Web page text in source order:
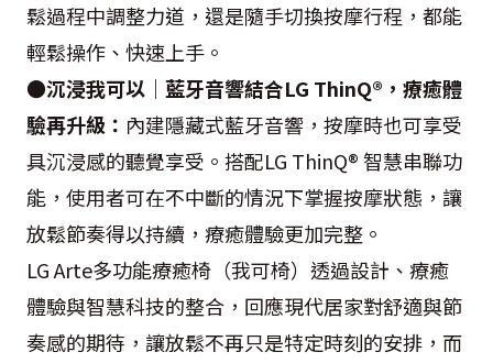
鬆過程中調整力道，還是隨手切換按摩行程，都能
輕鬆操作、快速上手。
●沉浸我可以｜藍牙音響結合LG ThinQ®，療癒體
驗再升級： 內建隱藏式藍牙音響，按摩時也可享受
具沉浸感的聽覺享受。搭配LG ThinQ® 智慧串聯功
能，使用者可在不中斷的情況下掌握按摩狀態，讓
放鬆節奏得以持續，療癒體驗更加完整。
LG Arte多功能療癒椅（我可椅）透過設計、療癒
體驗與智慧科技的整合，回應現代居家對舒適與節
奏感的期待，讓放鬆不再只是特定時刻的安排，而